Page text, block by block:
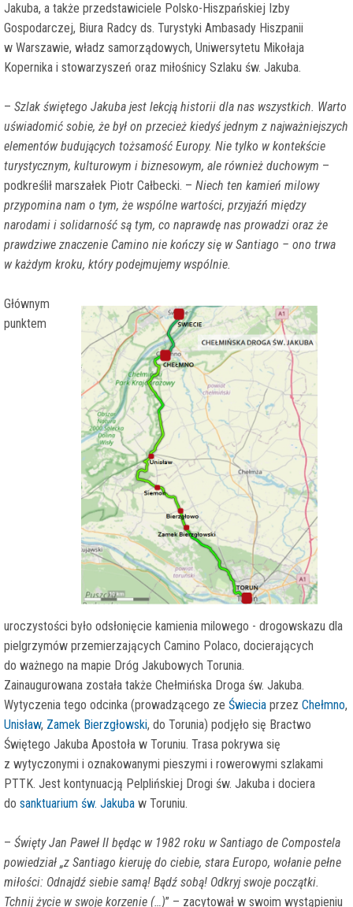
Jakuba, a także przedstawiciele Polsko-Hiszpańskiej Izby
Gospodarczej, Biura Radcy ds. Turystyki Ambasady Hiszpanii
w Warszawie, władz samorządowych, Uniwersytetu Mikołaja
Kopernika i stowarzyszeń oraz miłośnicy Szlaku św. Jakuba.
– Szlak świętego Jakuba jest lekcją historii dla nas wszystkich. Warto
uświadomić sobie, że był on przecież kiedyś jednym z najważniejszych
elementów budujących tożsamość Europy. Nie tylko w kontekście
turystycznym, kulturowym i biznesowym, ale również duchowym –
podkreślił marszałek Piotr Całbecki. – Niech ten kamień milowy
przypomina nam o tym, że wspólne wartości, przyjaźń między
narodami i solidarność są tym, co naprawdę nas prowadzi oraz że
prawdziwe znaczenie Camino nie kończy się w Santiago – ono trwa
w każdym kroku, który podejmujemy wspólnie.
Głównym
punktem
uroczystości było odsłonięcie kamienia milowego - drogowskazu dla
pielgrzymów przemierzających Camino Polaco, docierających
do ważnego na mapie Dróg Jakubowych Torunia.
Zainaugurowana została także Chełmińska Droga św. Jakuba.
Wytyczenia tego odcinka (prowadzącego ze Świecia przez Chełmno,
Unisław, Zamek Bierzgłowski, do Torunia) podjęło się Bractwo
Świętego Jakuba Apostoła w Toruniu. Trasa pokrywa się
z wytyczonymi i oznakowanymi pieszymi i rowerowymi szlakami
PTTK. Jest kontynuacją Pelplińskiej Drogi św. Jakuba i dociera
do sanktuarium św. Jakuba w Toruniu.
– Święty Jan Paweł II będąc w 1982 roku w Santiago de Compostela
powiedział „z Santiago kieruję do ciebie, stara Europo, wołanie pełne
miłości: Odnajdź siebie samą! Bądź sobą! Odkryj swoje początki.
Tchnij życie w swoje korzenie (…)” – zacytował w swoim wystąpieniu